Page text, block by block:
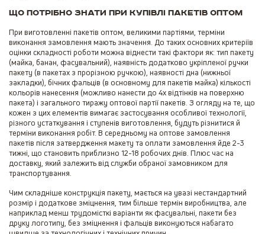
Що потрібно знати при купівлі пакетів оптом
При виготовленні пакетів оптом, великими партіями, терміни
виконання замовлення мають значення. До таких основних критеріїв
оцінки складності роботи можна віднести такі фактори як: тип пакету
(майка, банан, фасувальний), наявність додатково укріпленої ручки
пакету (в пакетах з прорізною ручкою), наявності дна (нижньої
закладки), бічних фальців (в основному для пакетів майка) кількості
кольорів нанесення (можливо нанести до 4х відтінків на поверхню
пакета) і загального тиражу оптової партії пакетів. З огляду на те, що
кожен з цих елементів вимагає застосування особливої технології,
різного устаткування і ступенів виготовлення, будуть різнитися й
терміни виконання робіт. В середньому на оптове замовлення
пакетів після затвердження макету та оплати замовлення йде 2-3
тижні, що становить приблизно 12-18 робочих днів. Плюс час на
доставку, який залежить від служби обраної замовником для
транспортування.
Чим складніше конструкція пакету, мається на увазі нестандартний
розмір і додаткове зміцнення, тим більше термін виробництва, але
наприклад менш трудомісткі варіанти як фасувальні, пакети без
друку логотипу, без зміцнення і фальців виконуються набагато